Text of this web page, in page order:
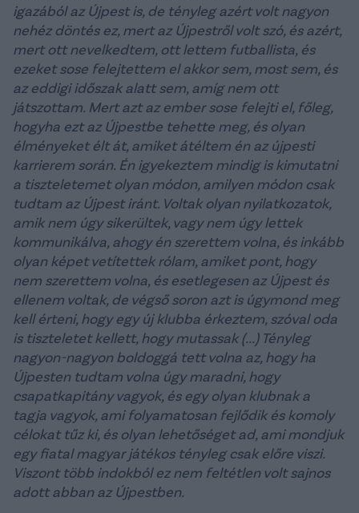
igazából az Újpest is, de tényleg azért volt nagyon
nehéz döntés ez, mert az Újpestről volt szó, és azért,
mert ott nevelkedtem, ott lettem futballista, és
ezeket sose felejtettem el akkor sem, most sem, és
az eddigi időszak alatt sem, amíg nem ott
játszottam. Mert azt az ember sose felejti el, főleg,
hogyha ezt az Újpestbe tehette meg, és olyan
élményeket élt át, amiket átéltem én az újpesti
karrierem során. Én igyekeztem mindig is kimutatni
a tiszteletemet olyan módon, amilyen módon csak
tudtam az Újpest iránt. Voltak olyan nyilatkozatok,
amik nem úgy sikerültek, vagy nem úgy lettek
kommunikálva, ahogy én szerettem volna, és inkább
olyan képet vetítettek rólam, amiket pont, hogy
nem szerettem volna, és esetlegesen az Újpest és
ellenem voltak, de végső soron azt is úgymond meg
kell érteni, hogy egy új klubba érkeztem, szóval oda
is tiszteletet kellett, hogy mutassak (...) Tényleg
nagyon-nagyon boldoggá tett volna az, hogy ha
Újpesten tudtam volna úgy maradni, hogy
csapatkapitány vagyok, és egy olyan klubnak a
tagja vagyok, ami folyamatosan fejlődik és komoly
célokat tűz ki, és olyan lehetőséget ad, ami mondjuk
egy fiatal magyar játékos tényleg csak előre viszi.
Viszont több indokból ez nem feltétlen volt sajnos
adott abban az Újpestben.